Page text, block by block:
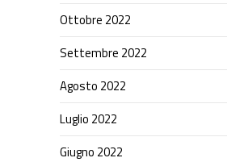
Ottobre 2022
Settembre 2022
Agosto 2022
Luglio 2022
Giugno 2022